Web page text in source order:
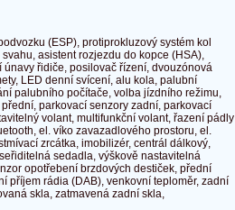
(ESP), protiprokluzový systém kol
asistent rozjezdu do kopce (HSA),
řidiče, posilovač řízení, dvouzónová
LED denní svícení, alu kola, palubní
palubního počítače, volba jízdního režimu,
parkovací senzory zadní, parkovací
volant, multifunkční volant, řazení pádly
el. víko zavazadlového prostoru, el.
zrcátka, imobilizér, centrál dálkový,
sedadla, výškově nastavitelná
opotřebení brzdových destiček, přední
příjem rádia (DAB), venkovní teploměr, zadní
skla, zatmavená zadní skla,